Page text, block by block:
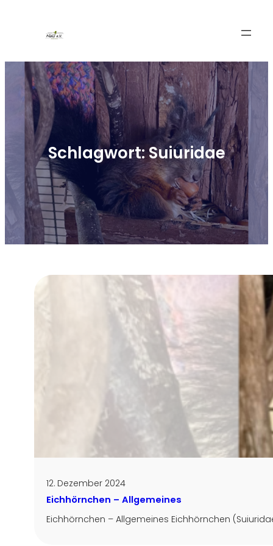
Schlagwort:Suiuridae
12. Dezember 2024
Eichhörnchen – Allgemeines
Eichhörnchen – Allgemeines Eichhörnchen